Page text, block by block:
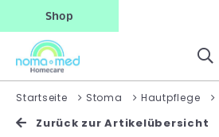
Shop
Startseite Stoma Hautpflege
Zurück zur Artikelübersicht